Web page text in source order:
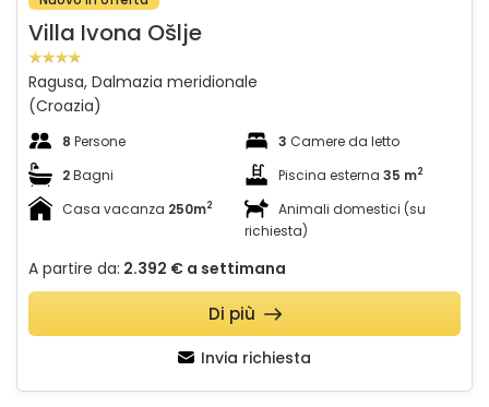
Villa Ivona Ošlje
Ragusa, Dalmazia meridionale
(Croazia)
8 Persone 3 Camere da letto
2Bagni Piscina esterna 35 m2
Casa vacanza 250m2
Animali domestici (su
richiesta)
A partire da: 2.392 € a settimana
Invia richiesta
Di più